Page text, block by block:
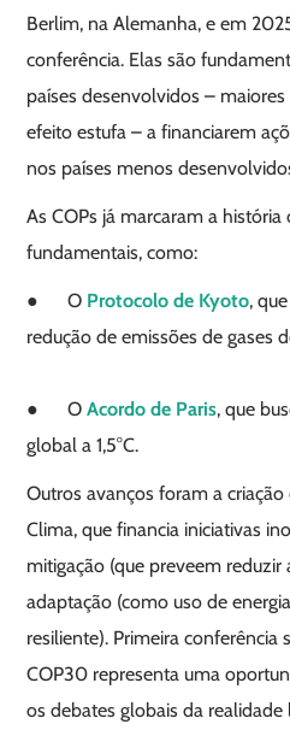
Berlim, na Alemanha, e em
conferência. Elas são
países desenvolvidos –
efeito estufa – a financiarem
nos países menos
As COPs já marcaram a história
fundamentais, como:
● O Protocolo de Kyoto,
redução de emissões de gases
● OAcordo de Paris, que
global a 1,5°C.
Outros avanços foram a
Clima, que financia iniciativas
mitigação (que preveem reduzir
adaptação (como uso de
resiliente). Primeira conferência
COP30 representa uma
os debates globais da realidade